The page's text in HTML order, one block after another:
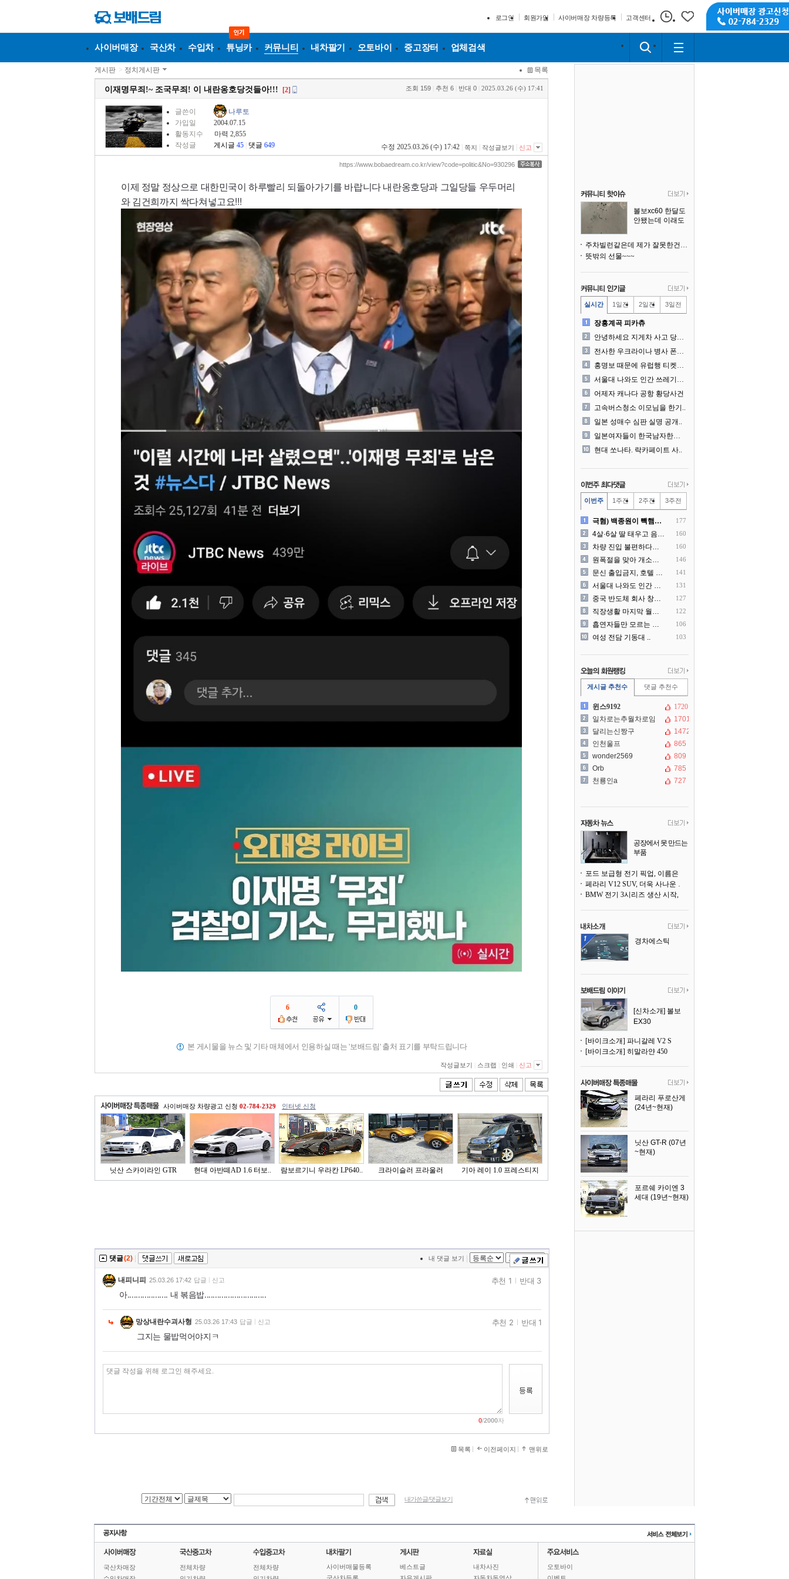
로그인 회원가입 사이버매장 차량등록 고객센터
사이버매장 국산차 수입차 튜닝카 커뮤니티 내차팔기 오토바이 중고장터 업체검색
게시판 > 정치게시판 목록
이재명무죄!~ 조국무죄! 이 내란옹호당것들아!!! [2] 조회 159 추천 6 반대 0 2025.03.26 (수) 17:41
글쓴이
나루토
가입일
2004.07.15
활동지수
마력 2,855
작성글
게시글 45 댓글 649 수정 2025.03.26 (수) 17:42 쪽지 작성글보기 신고
https://www.bobaedream.co.kr/view?code=politic&No=930296
이제 정말 정상으로 대한민국이 하루빨리 되돌아가기를 바랍니다 내란옹호당과 그일당들 우두머리
와 김건희까지 싹다쳐넣고요!!!
6 0
본 게시물을 뉴스 및 기타 매체에서 인용하실 때는 '보배드림' 출처 표기를 부탁드립니다
작성글보기 스크랩 인쇄 신고
사이버매장 차량광고 신청 02-784-2329 인터넷 신청
닛산 스카이라인 GTR 현대 아반떼AD 1.6 터보.. 람보르기니 우라칸 LP640.. 크라이슬러 프라울러 기아 레이 1.0 프레스티지
댓글(2) | 내 댓글 보기 |
내피니피 25.03.26 17:42 답글 신고
아................... 내 볶음밥.............................
추천 1 반대 3
망상내란수괴사형 25.03.26 17:43 답글 신고
그지는 물밥먹어야지ㅋ
추천 2 반대 1
0/2000자
목록 이전페이지 맨위로
내가쓴글/댓글보기
볼보xc60 한달도
안됐는데 이래도
주차빌런같은데 제가 잘못한건가요
뜻밖의 선물~~~
실시간 1일전 2일전 3일전
장흥계곡 피카츄
안녕하세요 지게차 사고 당사..
전사한 우크라이나 병사 폰에..
홍명보 때문에 유럽행 티켓을..
서울대 나와도 인간 쓰레기일..
어제자 캐나다 공항 황당사건
고속버스청소 이모님을 한기..
일본 성매수 심판 실명 공개..
일본여자들이 한국남자한테 감..
현대 쏘나타. 락카페이트 사..
이번주 1주전 2주전 3주전
극혐) 백종원이 빽햄과 함께.. 177
4살·6살 딸 태우고 음주운.. 160
차량 진입 불편하다고 도로 .. 160
원폭절을 맞아 개소리를 늘어.. 146
문신 출입금지, 호텔 헬스장.. 141
서울대 나와도 인간 쓰레기일.. 131
중국 반도체 회사 창신메모리.. 127
직장생활 마지막 월급 명세서 122
흡연자들만 모르는 냄새 ㄷㄷ 106
여성 전담 기동대 .. 103
게시글 추천수 댓글 추천수
윈스9192
1720
일차로는추월차로임
1701
달리는신짱구
1472
인천울프
865
wonder2569
809
Orb
785
천룡인a
727
공장에서 못 만드는
부품
어낸다
페라리 V12 SUV, 더욱 사나운 얼굴로 돌아온다
경차에스틱
[신차소개] 볼보
EX30
[바이크소개] 파니갈레 V2 S
[바이크소개] 히말라얀 450
페라리 푸로산게
(24년~현재)
닛산 GT-R (07년
~현재)
포르쉐 카이엔 3
세대 (19년~현재)
국산차매장
전체차량
전체차량
사이버매물등록
국산차등록
베스트글
자유게시판
내차사진
자동차동영상
오토바이
이벤트